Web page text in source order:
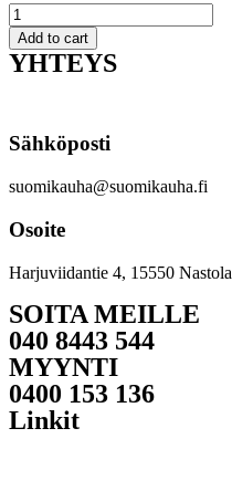
VA-
kauha
780L
SAE
S70
quantity
Add to cart
YHTEYS
Sähköposti
suomikauha@suomikauha.fi
Osoite
Harjuviidantie 4, 15550 Nastola
SOITA MEILLE
040 8443 544
MYYNTI
0400 153 136
Linkit